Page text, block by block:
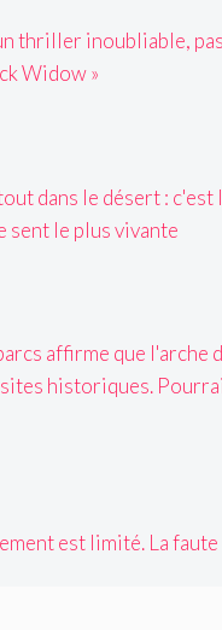
thriller inoubliable,
Widow »
dans le désert : c'est
sent le plus vivante
affirme que l'arche
historiques.
est limité. La